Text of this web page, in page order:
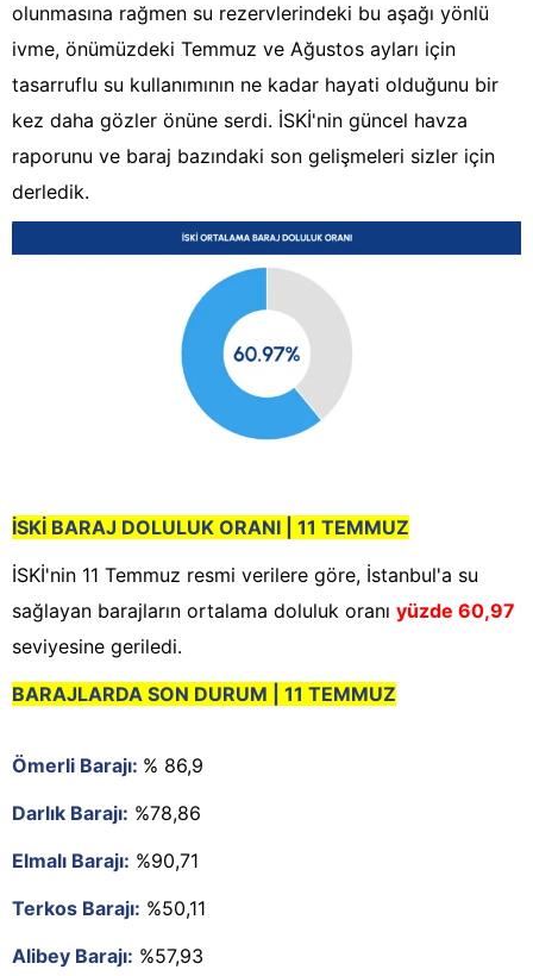
olunmasına rağmen su rezervlerindeki bu aşağı yönlü
ivme, önümüzdeki Temmuz ve Ağustos ayları için
tasarruflu su kullanımının ne kadar hayati olduğunu bir
kez daha gözler önüne serdi. İSKİ'nin güncel havza
raporunu ve baraj bazındaki son gelişmeleri sizler için
derledik.
İSKİ BARAJ DOLULUK ORANI | 11 TEMMUZ
İSKİ'nin 11 Temmuz resmi verilere göre, İstanbul'a su
sağlayan barajların ortalama doluluk oranı yüzde 60,97
seviyesine geriledi.
BARAJLARDA SON DURUM | 11 TEMMUZ
Ömerli Barajı: % 86,9
Darlık Barajı: %78,86
Elmalı Barajı: %90,71
Terkos Barajı: %50,11
Alibey Barajı: %57,93